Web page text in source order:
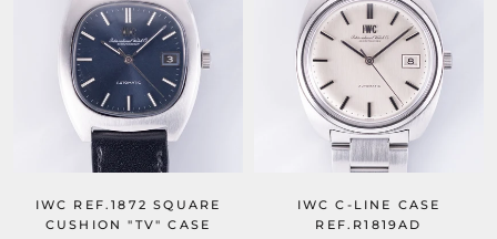
IWC REF.1872 SQUARE
CUSHION "TV" CASE
IWC C-LINE CASE
REF.R1819AD